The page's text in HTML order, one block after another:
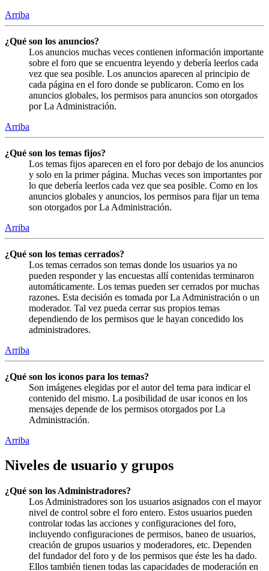
Arriba
¿Qué son los anuncios?
Los anuncios muchas veces contienen información importante
sobre el foro que se encuentra leyendo y debería leerlos cada
vez que sea posible. Los anuncios aparecen al principio de
cada página en el foro donde se publicaron. Como en los
anuncios globales, los permisos para anuncios son otorgados
por La Administración.
Arriba
¿Qué son los temas fijos?
Los temas fijos aparecen en el foro por debajo de los anuncios
y solo en la primer página. Muchas veces son importantes por
lo que debería leerlos cada vez que sea posible. Como en los
anuncios globales y anuncios, los permisos para fijar un tema
son otorgados por La Administración.
Arriba
¿Qué son los temas cerrados?
Los temas cerrados son temas donde los usuarios ya no
pueden responder y las encuestas allí contenidas terminaron
automáticamente. Los temas pueden ser cerrados por muchas
razones. Esta decisión es tomada por La Administración o un
moderador. Tal vez pueda cerrar sus propios temas
dependiendo de los permisos que le hayan concedido los
administradores.
Arriba
¿Qué son los iconos para los temas?
Son imágenes elegidas por el autor del tema para indicar el
contenido del mismo. La posibilidad de usar iconos en los
mensajes depende de los permisos otorgados por La
Administración.
Arriba
Niveles de usuario y grupos
¿Qué son los Administradores?
Los Administradores son los usuarios asignados con el mayor
nivel de control sobre el foro entero. Estos usuarios pueden
controlar todas las acciones y configuraciones del foro,
incluyendo configuraciones de permisos, baneo de usuarios,
creación de grupos usuarios y moderadores, etc. Dependen
del fundador del foro y de los permisos que éste les ha dado.
Ellos también tienen todas las capacidades de moderación en